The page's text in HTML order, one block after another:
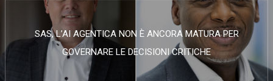
SAS, L’AI AGENTICA NON È ANCORA MATURA PER
GOVERNARE LE DECISIONI CRITICHE